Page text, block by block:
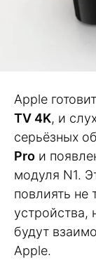
Apple
TV 4K, и
серьёзных
Pro и
модуля N1.
повлиять не
устройства,
будут
Apple.